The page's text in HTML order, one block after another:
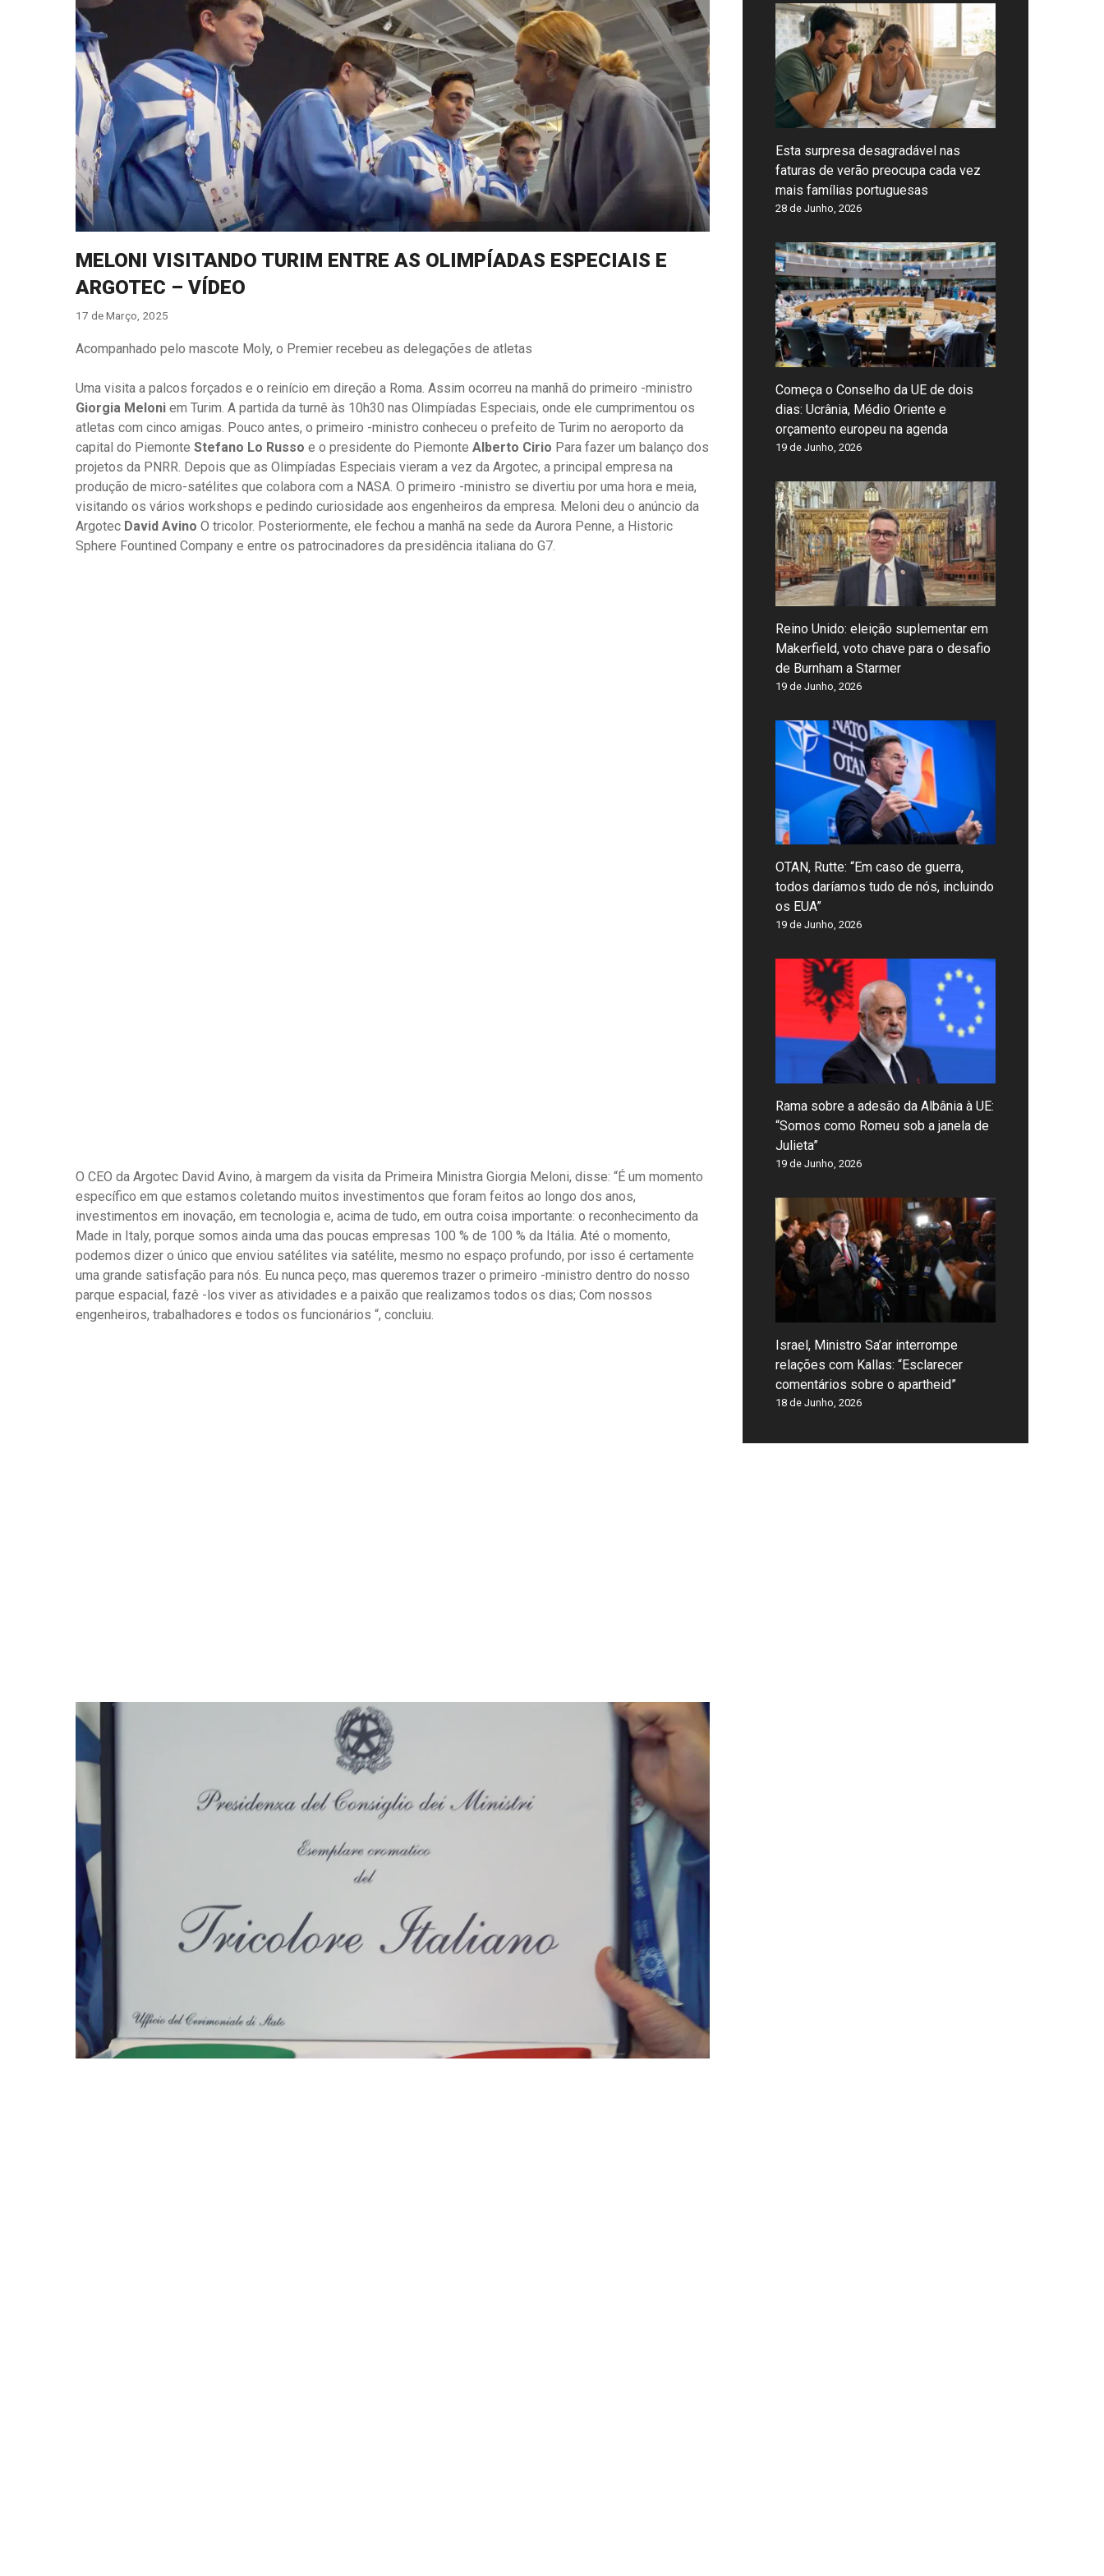
MELONI VISITANDO TURIM ENTRE AS OLIMPÍADAS ESPECIAIS E
ARGOTEC – VÍDEO
17 de Março, 2025
Acompanhado pelo mascote Moly, o Premier recebeu as delegações de atletas
Uma visita a palcos forçados e o reinício em direção a Roma. Assim ocorreu na manhã do primeiro -ministro
Giorgia Meloni em Turim. A partida da turnê às 10h30 nas Olimpíadas Especiais, onde ele cumprimentou os
atletas com cinco amigas. Pouco antes, o primeiro -ministro conheceu o prefeito de Turim no aeroporto da
capital do Piemonte Stefano Lo Russo e o presidente do Piemonte Alberto Cirio Para fazer um balanço dos
projetos da PNRR. Depois que as Olimpíadas Especiais vieram a vez da Argotec, a principal empresa na
produção de micro-satélites que colabora com a NASA. O primeiro -ministro se divertiu por uma hora e meia,
visitando os vários workshops e pedindo curiosidade aos engenheiros da empresa. Meloni deu o anúncio da
Argotec David Avino O tricolor. Posteriormente, ele fechou a manhã na sede da Aurora Penne, a Historic
Sphere Fountined Company e entre os patrocinadores da presidência italiana do G7.
O CEO da Argotec David Avino, à margem da visita da Primeira Ministra Giorgia Meloni, disse: “É um momento
específico em que estamos coletando muitos investimentos que foram feitos ao longo dos anos,
investimentos em inovação, em tecnologia e, acima de tudo, em outra coisa importante: o reconhecimento da
Made in Italy, porque somos ainda uma das poucas empresas 100 % de 100 % da Itália. Até o momento,
podemos dizer o único que enviou satélites via satélite, mesmo no espaço profundo, por isso é certamente
uma grande satisfação para nós. Eu nunca peço, mas queremos trazer o primeiro -ministro dentro do nosso
parque espacial, fazê -los viver as atividades e a paixão que realizamos todos os dias; Com nossos
engenheiros, trabalhadores e todos os funcionários “, concluiu.
Esta surpresa desagradável nas
faturas de verão preocupa cada vez
mais famílias portuguesas
28 de Junho, 2026
Começa o Conselho da UE de dois
dias: Ucrânia, Médio Oriente e
orçamento europeu na agenda
19 de Junho, 2026
Reino Unido: eleição suplementar em
Makerfield, voto chave para o desafio
de Burnham a Starmer
19 de Junho, 2026
OTAN, Rutte: “Em caso de guerra,
todos daríamos tudo de nós, incluindo
os EUA”
19 de Junho, 2026
Rama sobre a adesão da Albânia à UE:
“Somos como Romeu sob a janela de
Julieta”
19 de Junho, 2026
Israel, Ministro Sa’ar interrompe
relações com Kallas: “Esclarecer
comentários sobre o apartheid”
18 de Junho, 2026